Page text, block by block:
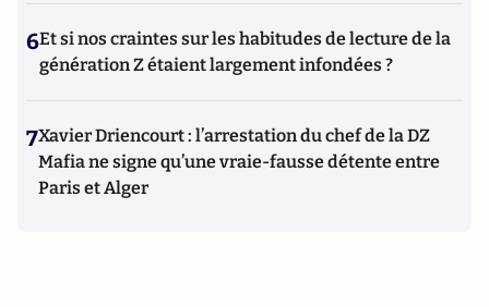
6Et si nos craintes sur les habitudes de lecture de la
génération Z étaient largement infondées ?
7Xavier Driencourt : l’arrestation du chef de la DZ
Mafia ne signe qu’une vraie-fausse détente entre
Paris et Alger